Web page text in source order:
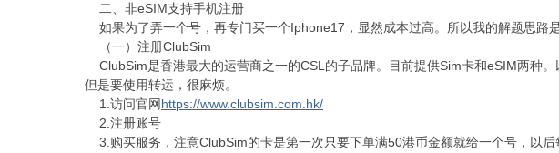
二、非eSIM支持手机注册
如果为了弄一个号，再专门买一个Iphone17，显然成本过高。所以我的解题思路
（一）注册ClubSim
ClubSim是香港最大的运营商之一的CSL的子品牌。目前提供Sim卡和eSIM两种
但是要使用转运，很麻烦。
1.访问官网https://www.clubsim.com.hk/
2.注册账号
3.购买服务，注意ClubSim的卡是第一次只要下单满50港币金额就给一个号，以